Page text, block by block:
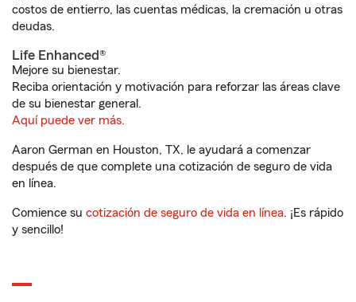
costos de entierro, las cuentas médicas, la cremación u otras
deudas.
Life Enhanced®
Mejore su bienestar.
Reciba orientación y motivación para reforzar las áreas clave
de su bienestar general.
Aquí puede ver más.
Aaron German en Houston, TX, le ayudará a comenzar
después de que complete una cotización de seguro de vida
en línea.
Comience su cotización de seguro de vida en línea. ¡Es rápido
y sencillo!